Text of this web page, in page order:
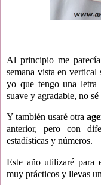
Al principio me
semana vista en
yo que tengo una letra
suave y agradable, no
Y también usaré otra
anterior, pero con
estadísticas y números.
Este año utilizaré para
muy prácticos y llevas